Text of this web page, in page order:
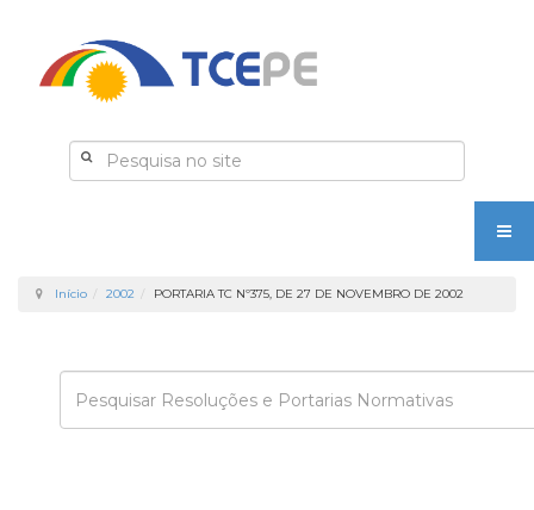
Início 2002 PORTARIA TC Nº375, DE 27 DE NOVEMBRO DE 2002